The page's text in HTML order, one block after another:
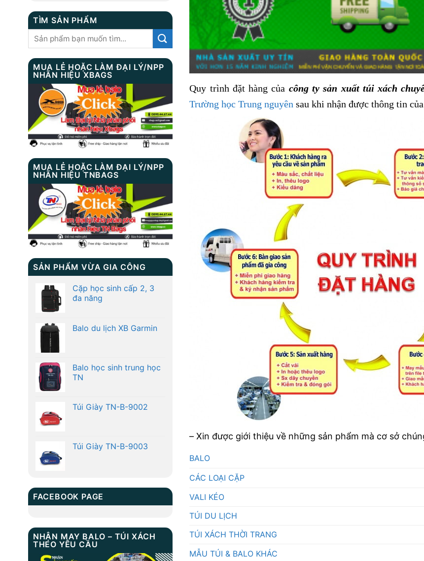
TÌM SẢN PHẨM
Tìm
MUA LẺ HOẶC LÀM ĐẠI LÝ/NPP
NHÃN HIỆU XBAGS
MUA LẺ HOẶC LÀM ĐẠI LÝ/NPP
NHÃN HIỆU TNBAGS
SẢN PHẨM VỪA GIA CÔNG
Cặp học sinh cấp 2, 3
đa năng
Balo du lịch XB Garmin
Balo học sinh trung học
TN
Túi Giày TN-B-9002
Túi Giày TN-B-9003
FACEBOOK PAGE
NHẬN MAY BALO – TÚI XÁCH
THEO YÊU CẦU
Quy trình đặt hàng của công ty sản xuất túi xách
Trường học Trung nguyên sau khi nhận được thông tin
– Xin được giới thiệu về những sản phẩm mà cơ sở
BALO
CÁC LOẠI CẶP
VALI KÉO
TÚI DU LỊCH
TÚI XÁCH THỜI TRANG
MẪU TÚI & BALO KHÁC